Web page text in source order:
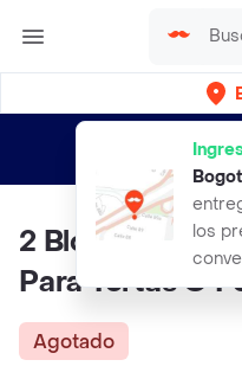
los
envíos
2 Blondas
Para Tortas O
Agotado